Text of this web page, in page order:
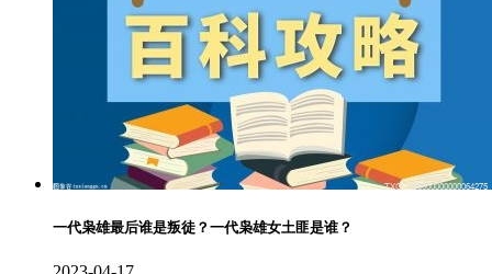
一代枭雄最后谁是叛徒？一代枭雄女土匪是谁？